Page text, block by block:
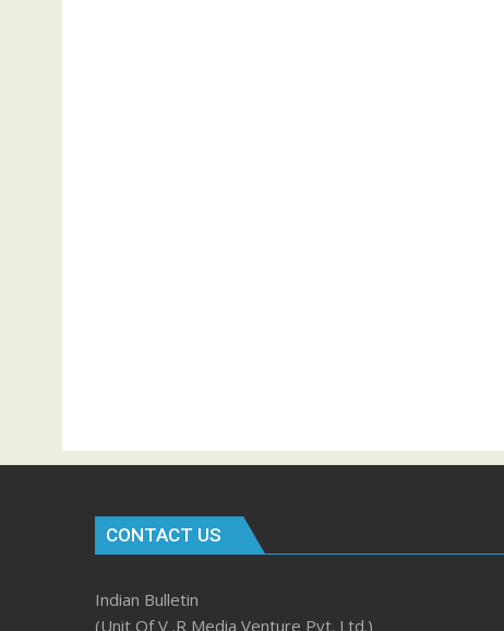
CONTACT US
Indian Bulletin
(Unit Of V .R Media Venture Pvt. Ltd.)